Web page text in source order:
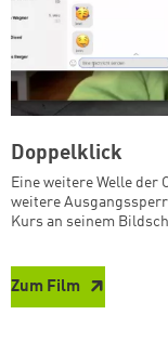
Doppelklick
Eine weitere Welle der
weitere
Kurs an seinem
Zum Film